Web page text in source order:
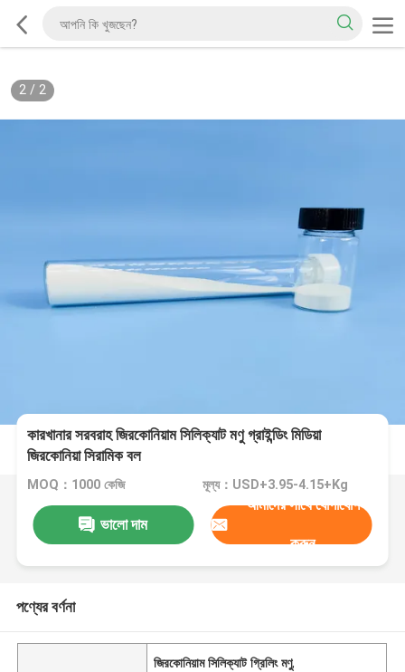
2/ 2
কারখানার সরবরাহ জিরকোনিয়াম সিলিক্যাট মণু গ্রাইন্ডিং মিডিয়া
জিরকোনিয়া সিরামিক বল
MOQ：1000 কেজি মূল্য：USD+3.95-4.15+Kg
ভালো দাম
আমাদের সাথে যোগাযোগ
করুন
পণ্যের বর্ণনা
জিরকোনিয়াম সিলিক্যাট গ্রিলিং মণু,